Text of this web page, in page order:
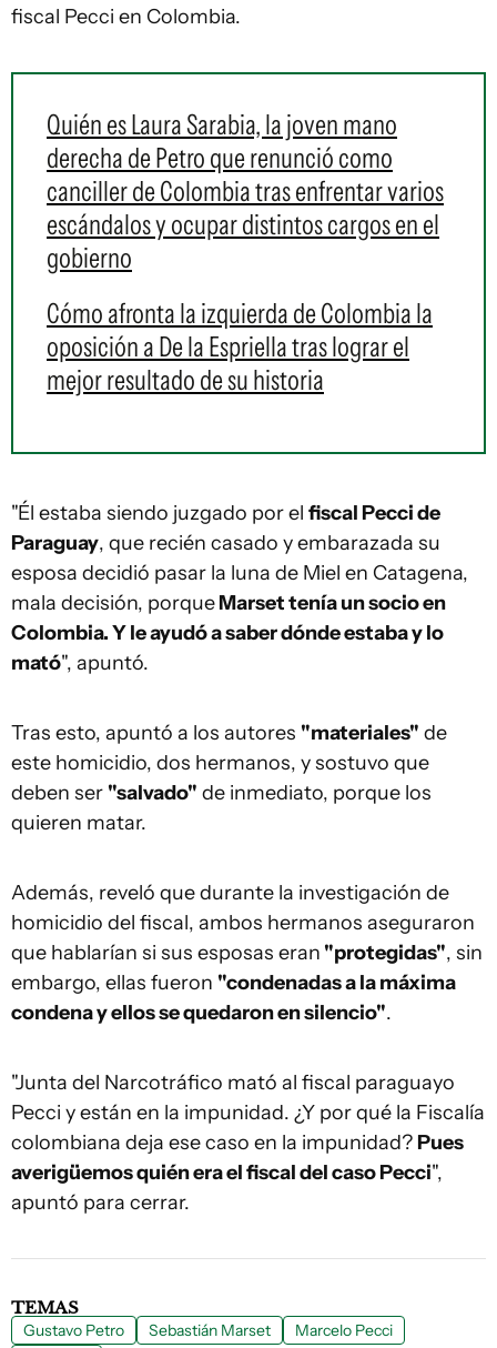
fiscal Pecci en Colombia.
Quién es Laura Sarabia, la joven mano
derecha de Petro que renunció como
canciller de Colombia tras enfrentar varios
escándalos y ocupar distintos cargos en el
gobierno
Cómo afronta la izquierda de Colombia la
oposición a De la Espriella tras lograr el
mejor resultado de su historia
"Él estaba siendo juzgado por el fiscal Pecci de
Paraguay, que recién casado y embarazada su
esposa decidió pasar la luna de Miel en Catagena,
mala decisión, porqueMarset tenía un socio en
Colombia. Y le ayudó a saber dónde estaba y lo
mató", apuntó.
Tras esto, apuntó a los autores "materiales" de
este homicidio, dos hermanos, y sostuvo que
deben ser "salvado" de inmediato, porque los
quieren matar.
Además, reveló que durante la investigación de
homicidio del fiscal, ambos hermanos aseguraron
que hablarían si sus esposas eran "protegidas", sin
embargo, ellas fueron "condenadas a la máxima
condena y ellos se quedaron en silencio".
"Junta del Narcotráfico mató al fiscal paraguayo
Pecci y están en la impunidad. ¿Y por qué la Fiscalía
colombiana deja ese caso en la impunidad? Pues
averigüemos quién era el fiscal del caso Pecci",
apuntó para cerrar.
TEMAS
Gustavo Petro Sebastián Marset
Marcelo Pecci